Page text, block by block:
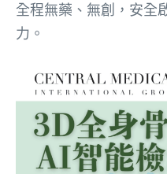
全程無藥、無創，安全
力。